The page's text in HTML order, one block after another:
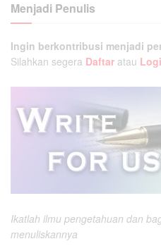
Menjadi Penulis
Ingin berkontribusi menjadi
Silahkan segera Daftar atau
Ikatlah ilmu pengetahuan dan
menuliskannya